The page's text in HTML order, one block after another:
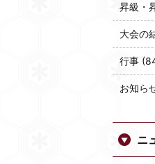
昇級・
大会の
行事
お知ら
ニ